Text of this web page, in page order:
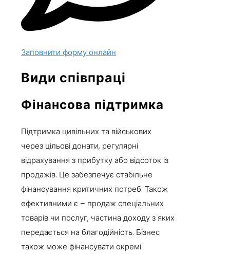
Заповнити форму онлайн
Види співпраці
Фінансова підтримка
Підтримка цивільних та військових
через цільові донати, регулярні
відрахування з прибутку або відсоток із
продажів. Це забезпечує стабільне
фінансування критичних потреб. Також
ефективними є – продаж спеціальних
товарів чи послуг, частина доходу з яких
передається на благодійність. Бізнес
також може фінансувати окремі